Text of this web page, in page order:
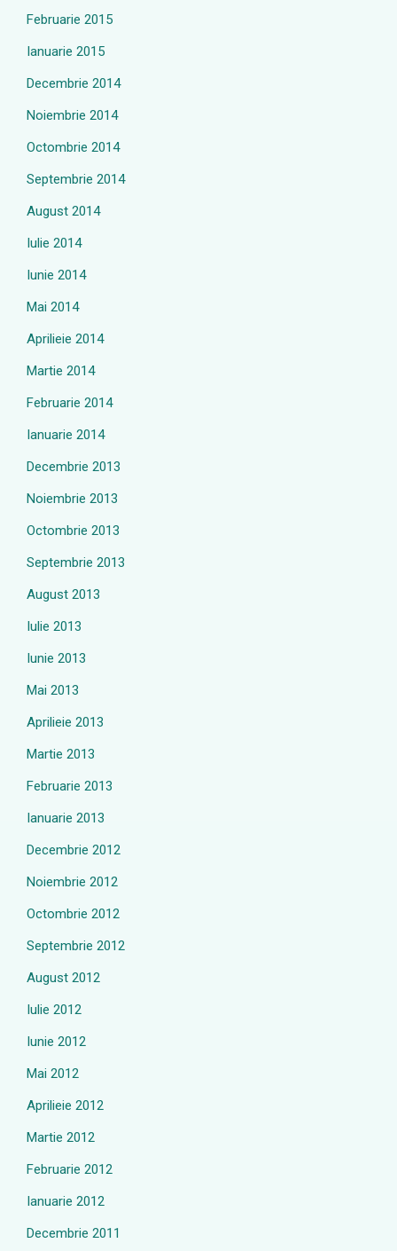
Februarie 2015
Ianuarie 2015
Decembrie 2014
Noiembrie 2014
Octombrie 2014
Septembrie 2014
August 2014
Iulie 2014
Iunie 2014
Mai 2014
Aprilieie 2014
Martie 2014
Februarie 2014
Ianuarie 2014
Decembrie 2013
Noiembrie 2013
Octombrie 2013
Septembrie 2013
August 2013
Iulie 2013
Iunie 2013
Mai 2013
Aprilieie 2013
Martie 2013
Februarie 2013
Ianuarie 2013
Decembrie 2012
Noiembrie 2012
Octombrie 2012
Septembrie 2012
August 2012
Iulie 2012
Iunie 2012
Mai 2012
Aprilieie 2012
Martie 2012
Februarie 2012
Ianuarie 2012
Decembrie 2011